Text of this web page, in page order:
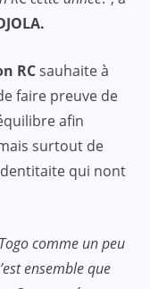
RCsauhaite à
faire preuve de
afin
surtout de
qui nont
comme un peu
ensemble que